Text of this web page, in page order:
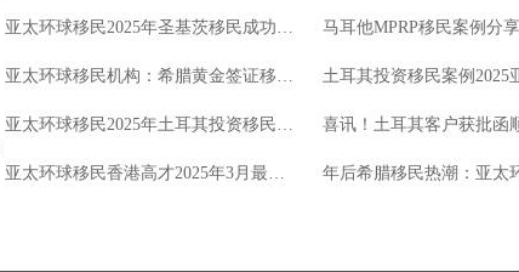
移民加拿大的费用，最容易算错的地方不是
页面、却会在准备材料和落地阶段不...
格。